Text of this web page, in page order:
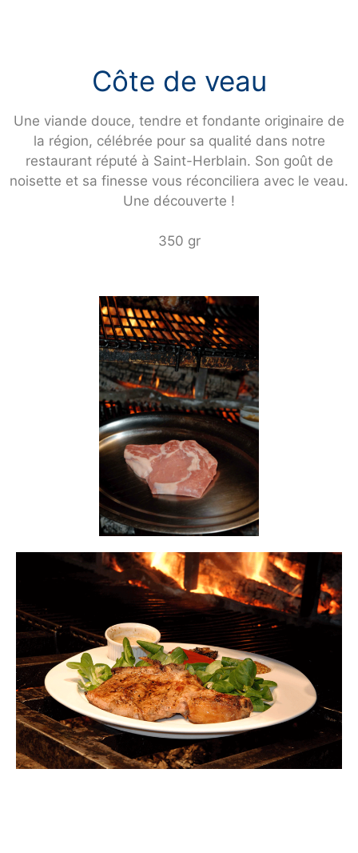
Côte de veau
Une viande douce, tendre et fondante originaire de
la région, célébrée pour sa qualité dans notre
restaurant réputé à Saint-Herblain. Son goût de
noisette et sa finesse vous réconciliera avec le veau.
Une découverte !
350 gr